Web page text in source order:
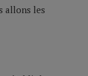
allons les